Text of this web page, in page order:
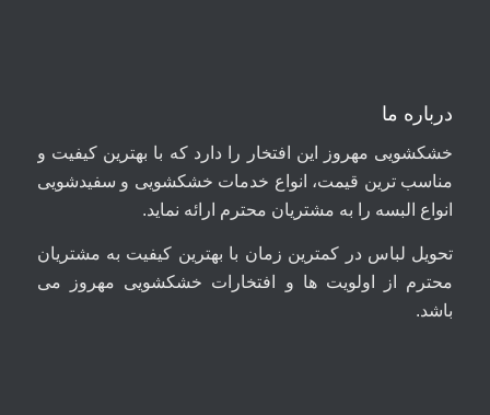
درباره ما
خشکشویی مهروز این افتخار را دارد که با بهترین کیفیت و
مناسب ترین قیمت، انواع خدمات خشکشویی و سفیدشویی
انواع البسه را به مشتریان محترم ارائه نماید.
تحویل لباس در کمترین زمان با بهترین کیفیت به مشتریان
محترم از اولویت ها و افتخارات خشکشویی مهروز می
باشد.